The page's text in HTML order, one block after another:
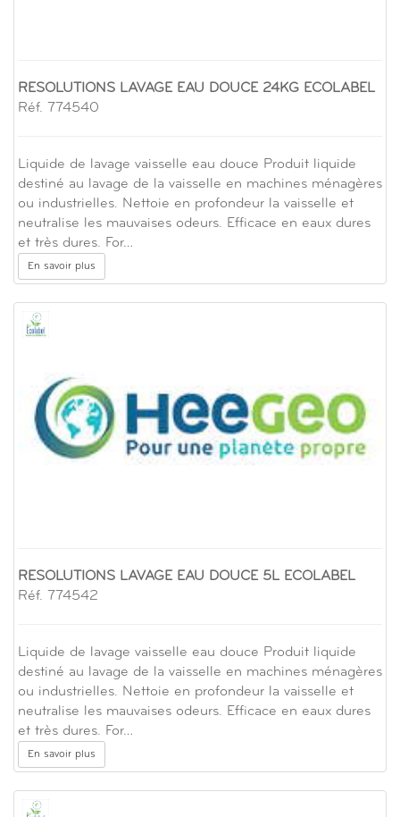
RESOLUTIONS LAVAGE EAU DOUCE 24KG ECOLABEL
Réf. 774540
Liquide de lavage vaisselle eau douce Produit liquide
destiné au lavage de la vaisselle en machines ménagères
ou industrielles. Nettoie en profondeur la vaisselle et
neutralise les mauvaises odeurs. Efficace en eaux dures
et très dures. For…
En savoir plus
RESOLUTIONS LAVAGE EAU DOUCE 5L ECOLABEL
Réf. 774542
Liquide de lavage vaisselle eau douce Produit liquide
destiné au lavage de la vaisselle en machines ménagères
ou industrielles. Nettoie en profondeur la vaisselle et
neutralise les mauvaises odeurs. Efficace en eaux dures
et très dures. For…
En savoir plus